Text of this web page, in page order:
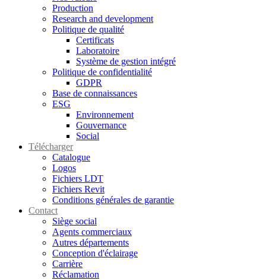
Production
Research and development
Politique de qualité
Certificats
Laboratoire
Système de gestion intégré
Politique de confidentialité
GDPR
Base de connaissances
ESG
Environnement
Gouvernance
Social
Télécharger
Catalogue
Logos
Fichiers LDT
Fichiers Revit
Conditions générales de garantie
Contact
Siège social
Agents commerciaux
Autres départements
Conception d'éclairage
Carrière
Réclamation